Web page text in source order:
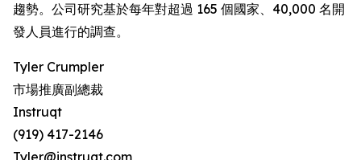
趨勢。公司研究基於每年對超過 165 個國家、40,000 名開
發人員進行的調查。
Tyler Crumpler
市場推廣副總裁
Instruqt
(919) 417-2146
Tyler@instruqt.com